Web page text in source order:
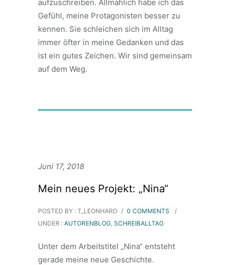
aufzuschreiben. Allmählich habe ich das
Gefühl, meine Protagonisten besser zu
kennen. Sie schleichen sich im Alltag
immer öfter in meine Gedanken und das
ist ein gutes Zeichen. Wir sind gemeinsam
auf dem Weg.
Juni 17, 2018
Mein neues Projekt: „Nina“
POSTED BY : T_LEONHARD / 0 COMMENTS
/
UNDER : AUTORENBLOG, SCHREIBALLTAG
Unter dem Arbeitstitel „Nina“ entsteht
gerade meine neue Geschichte.